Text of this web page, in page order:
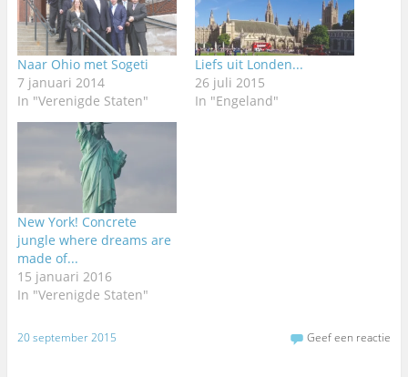
Naar Ohio met Sogeti
7 januari 2014
In "Verenigde Staten"
Liefs uit Londen...
26 juli 2015
In "Engeland"
New York! Concrete
jungle where dreams are
made of...
15 januari 2016
In "Verenigde Staten"
20 september 2015 Geef een reactie